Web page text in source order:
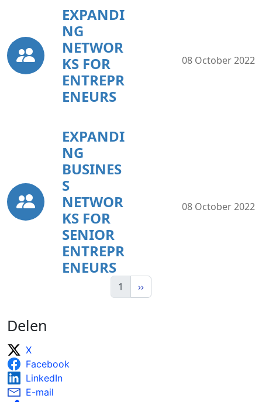
EXPANDI
NG
NETWOR
KS FOR
ENTREPR
ENEURS
08 October 2022
EXPANDI
NG
BUSINES
S
NETWOR
KS FOR
SENIOR
ENTREPR
ENEURS
08 October 2022
1 ››
Delen
X
Facebook
LinkedIn
E-mail